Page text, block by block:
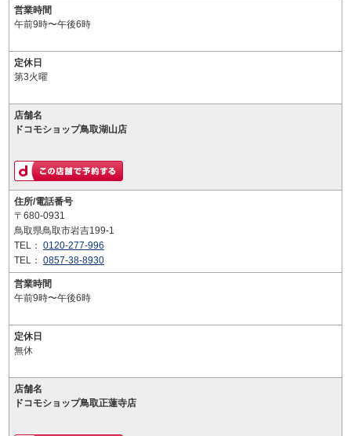
営業時間
午前9時〜午後6時
定休日
第3火曜
店舗名
ドコモショップ鳥取湖山店
住所/電話番号
〒680-0931
鳥取県鳥取市岩吉199-1
TEL： 0120-277-996
TEL： 0857-38-8930
営業時間
午前9時〜午後6時
定休日
無休
店舗名
ドコモショップ鳥取正蓮寺店